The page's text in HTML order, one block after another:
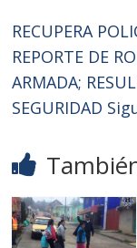
RECUPERA
REPORTE DE
ARMADA;
SEGURIDAD